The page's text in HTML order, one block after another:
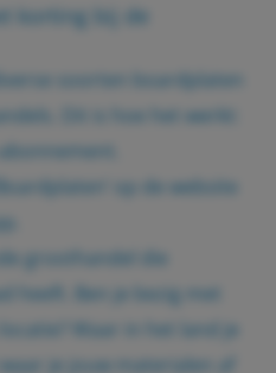
korting bij de
soorten boardplaten
Dit is hoe het werkt:
op de website
groothandel die
heeft. Ben je bezig met
Waar in het land je
je jouw materialen af